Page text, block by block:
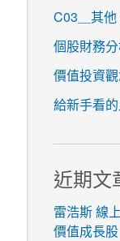
C03＿其他
個股財務
價值投資
給新手看
近期文
雷浩斯 線
價值成長股